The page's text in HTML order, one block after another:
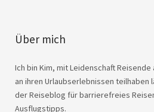
Über mich
Ich bin Kim, mit Leidenschaft
an ihren Urlaubserlebnissen
der Reiseblog für barrierefreies
Ausflugstipps.